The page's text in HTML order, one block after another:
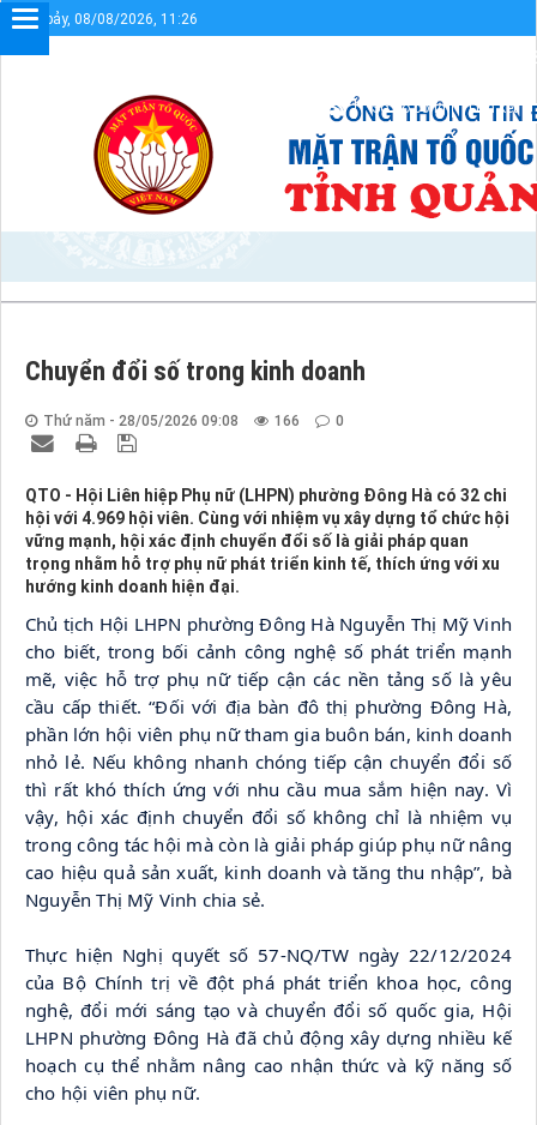
Thứ bảy, 08/08/2026, 11:26
Chào mừng bạn đến với Cổng thông tin điện tử
Sơ đồ cổng Liên kết
Chuyển đổi số trong kinh doanh
Thứ năm - 28/05/2026 09:08 166 0
QTO - Hội Liên hiệp Phụ nữ (LHPN) phường Đông Hà có 32 chi
hội với 4.969 hội viên. Cùng với nhiệm vụ xây dựng tổ chức hội
vững mạnh, hội xác định chuyển đổi số là giải pháp quan
trọng nhằm hỗ trợ phụ nữ phát triển kinh tế, thích ứng với xu
hướng kinh doanh hiện đại.
Chủ tịch Hội LHPN phường Đông Hà Nguyễn Thị Mỹ Vinh
cho biết, trong bối cảnh công nghệ số phát triển mạnh
mẽ, việc hỗ trợ phụ nữ tiếp cận các nền tảng số là yêu
cầu cấp thiết. “Đối với địa bàn đô thị phường Đông Hà,
phần lớn hội viên phụ nữ tham gia buôn bán, kinh doanh
nhỏ lẻ. Nếu không nhanh chóng tiếp cận chuyển đổi số
thì rất khó thích ứng với nhu cầu mua sắm hiện nay. Vì
vậy, hội xác định chuyển đổi số không chỉ là nhiệm vụ
trong công tác hội mà còn là giải pháp giúp phụ nữ nâng
cao hiệu quả sản xuất, kinh doanh và tăng thu nhập”, bà
Nguyễn Thị Mỹ Vinh chia sẻ.
Thực hiện Nghị quyết số 57-NQ/TW ngày 22/12/2024
của Bộ Chính trị về đột phá phát triển khoa học, công
nghệ, đổi mới sáng tạo và chuyển đổi số quốc gia, Hội
LHPN phường Đông Hà đã chủ động xây dựng nhiều kế
hoạch cụ thể nhằm nâng cao nhận thức và kỹ năng số
cho hội viên phụ nữ.